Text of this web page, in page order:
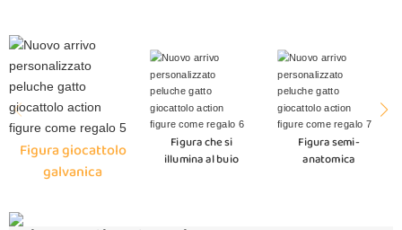
Figura giocattolo
galvanica
Figura che si
illumina al buio
Figura semi-
anatomica